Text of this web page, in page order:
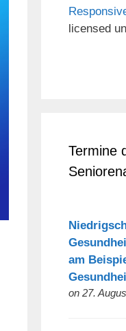
licensed
Termine
am
on 27.